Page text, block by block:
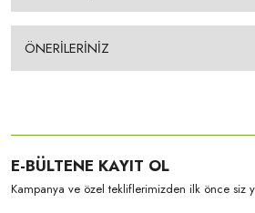
ÖNERİLERİNİZ
E-BÜLTENE KAYIT OL
Kampanya ve özel tekliflerimizden ilk önce siz